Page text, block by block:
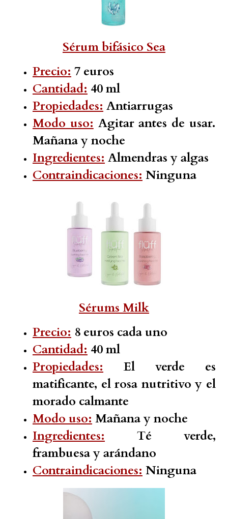
Sérum bifásico Sea
Precio: 7 euros
Cantidad: 40 ml
Propiedades: Antiarrugas
Modo uso: Agitar antes de usar.
Mañana y noche
Ingredientes: Almendras y algas
Contraindicaciones: Ninguna
Sérums Milk
Precio: 8 euros cada uno
Cantidad: 40 ml
Propiedades: El verde es
matificante, el rosa nutritivo y el
morado calmante
Modo uso: Mañana y noche
Ingredientes: Té verde,
frambuesa y arándano
Contraindicaciones: Ninguna